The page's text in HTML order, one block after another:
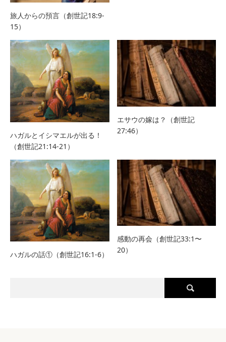
旅人からの預言（創世記18:9-
15）
ハガルとイシマエルが出る！
（創世記21:14-21）
エサウの嫁は？（創世記
27:46）
ハガルの話①（創世記16:1-6）
感動の再会（創世記33:1〜
20）